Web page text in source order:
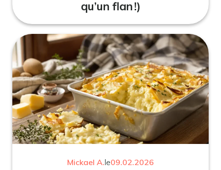
qu’un flan !)
Mickael A.le09.02.2026